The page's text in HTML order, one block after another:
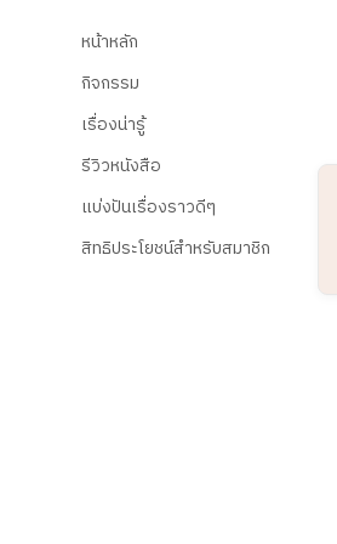
หน้าหลัก
กิจกรรม
เรื่องน่ารู้
รีวิวหนังสือ
แบ่งปันเรื่องราวดีๆ
สิทธิประโยชน์สำหรับสมาชิก